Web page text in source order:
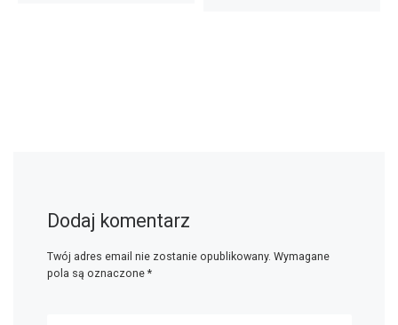
Dodaj komentarz
Twój adres email nie zostanie opublikowany. Wymagane
pola są oznaczone *